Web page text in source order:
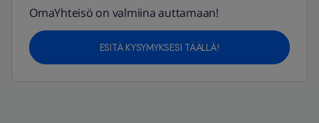
OmaYhteisö on valmiina auttamaan!
ESITÄ KYSYMYKSESI TÄÄLLÄ!